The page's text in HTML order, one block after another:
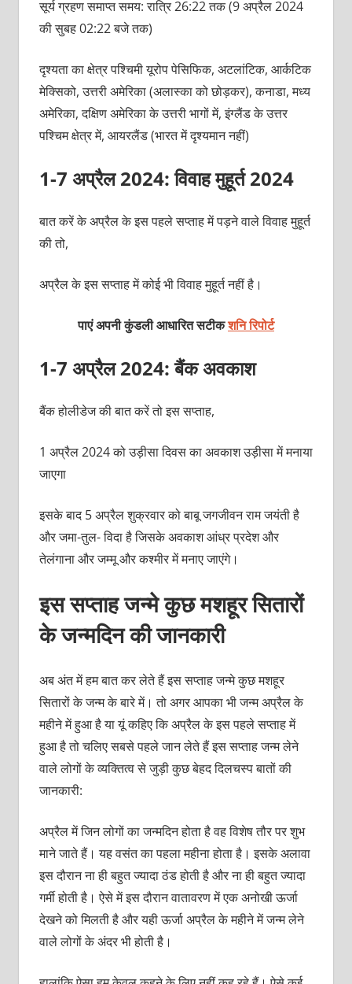
सूर्य ग्रहण समाप्त समय: रात्रि 26:22 तक (9 अप्रैल 2024
की सुबह 02:22 बजे तक)
दृश्यता का क्षेत्र पश्चिमी यूरोप पेसिफिक, अटलांटिक, आर्कटिक
मेक्सिको, उत्तरी अमेरिका (अलास्का को छोड़कर), कनाडा, मध्य
अमेरिका, दक्षिण अमेरिका के उत्तरी भागों में, इंग्लैंड के उत्तर
पश्चिम क्षेत्र में, आयरलैंड (भारत में दृश्यमान नहीं)
1-7 अप्रैल 2024: विवाह मुहूर्त 2024
बात करें के अप्रैल के इस पहले सप्ताह में पड़ने वाले विवाह मुहूर्त
की तो,
अप्रैल के इस सप्ताह में कोई भी विवाह मुहूर्त नहीं है।
पाएं अपनी कुंडली आधारित सटीकशनि रिपोर्ट
1-7 अप्रैल 2024: बैंक अवकाश
बैंक होलीडेज की बात करें तो इस सप्ताह,
1 अप्रैल 2024 को उड़ीसा दिवस का अवकाश उड़ीसा में मनाया
जाएगा
इसके बाद 5 अप्रैल शुक्रवार को बाबू जगजीवन राम जयंती है
और जमा-तुल- विदा है जिसके अवकाश आंध्र प्रदेश और
तेलंगाना और जम्मू और कश्मीर में मनाए जाएंगे।
इस सप्ताह जन्मे कुछ मशहूर सितारों
के जन्मदिन की जानकारी
अब अंत में हम बात कर लेते हैं इस सप्ताह जन्मे कुछ मशहूर
सितारों के जन्म के बारे में। तो अगर आपका भी जन्म अप्रैल के
महीने में हुआ है या यूं कहिए कि अप्रैल के इस पहले सप्ताह में
हुआ है तो चलिए सबसे पहले जान लेते हैं इस सप्ताह जन्म लेने
वाले लोगों के व्यक्तित्व से जुड़ी कुछ बेहद दिलचस्प बातों की
जानकारी:
अप्रैल में जिन लोगों का जन्मदिन होता है वह विशेष तौर पर शुभ
माने जाते हैं। यह वसंत का पहला महीना होता है। इसके अलावा
इस दौरान ना ही बहुत ज्यादा ठंड होती है और ना ही बहुत ज्यादा
गर्मी होती है। ऐसे में इस दौरान वातावरण में एक अनोखी ऊर्जा
देखने को मिलती है और यही ऊर्जा अप्रैल के महीने में जन्म लेने
वाले लोगों के अंदर भी होती है।